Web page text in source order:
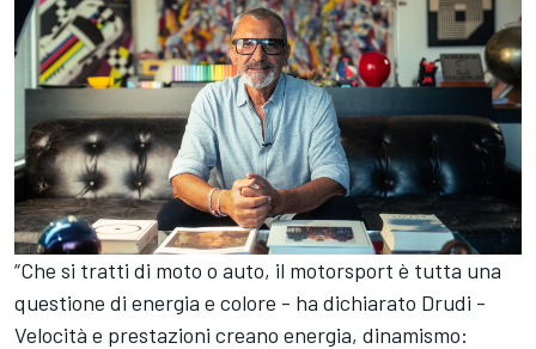
“Che si tratti di moto o auto, il motorsport è tutta una
questione di energia e colore - ha dichiarato Drudi -
Velocità e prestazioni creano energia, dinamismo: